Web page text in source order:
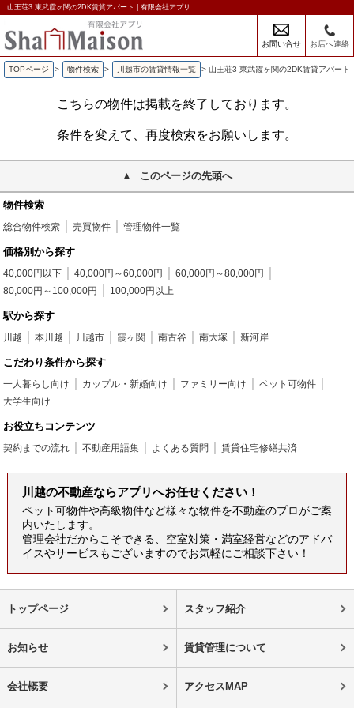
山王荘3 東武霞ヶ関の2DK賃貸アパート | 有限会社アプリ
お問い合せ お店へ連絡
TOPページ > 物件検索 > 川越市の賃貸情報一覧 > 山王荘3 東武霞ヶ関の2DK賃貸アパート
こちらの物件は掲載を終了しております。
条件を変えて、再度検索をお願いします。
このページの先頭へ
物件検索
総合物件検索 売買物件 管理物件一覧
価格別から探す
40,000円以下 40,000円～60,000円
60,000円～80,000円
80,000円～100,000円
100,000円以上
駅から探す
川越 本川越 川越市 霞ヶ関 南古谷 南大塚 新河岸
こだわり条件から探す
一人暮らし向け カップル・新婚向け ファミリー向け
ペット可物件
大学生向け
お役立ちコンテンツ
契約までの流れ 不動産用語集 よくある質問 賃貸住宅修繕共済
川越の不動産ならアプリへお任せください！
ペット可物件や高級物件など様々な物件を不動産のプロがご案
内いたします。
管理会社だからこそできる、空室対策・満室経営などのアドバ
イスやサービスもございますのでお気軽にご相談下さい！
トップページ スタッフ紹介
お知らせ 賃貸管理について
会社概要 アクセスMAP